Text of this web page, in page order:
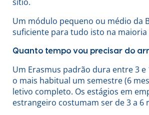
Um módulo pequeno ou médio da
suficiente para tudo isto na maioria
Quanto tempo vou precisar do
Um Erasmus padrão dura entre 3 e
o mais habitual um semestre (6
letivo completo. Os estágios em
estrangeiro costumam ser de 3 a 6